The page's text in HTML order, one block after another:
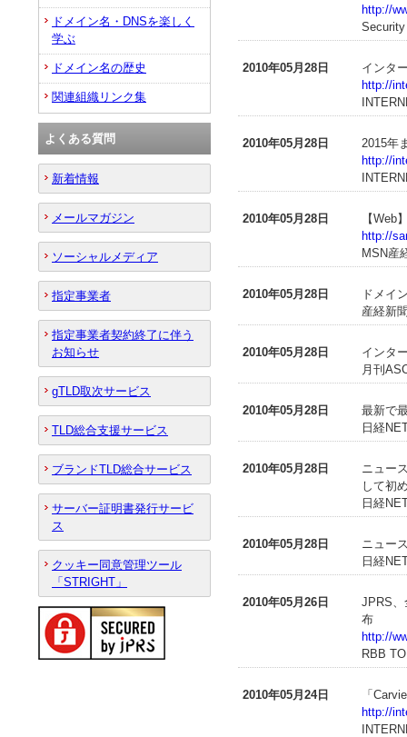
http://
2010年05月28日
インタ
http://
2010年05月28日
2015年
http://
2010年05月28日
【Web
http://
MSN産
2010年05月28日
ドメイ
産経新
2010年05月28日
インタ
月刊
2010年05月28日
最新で
日経
2010年05月28日
ニュー
して初
日経
2010年05月28日
ニュー
日経
2010年05月26日
JPRS、
布
http://
RBB
2010年05月24日
「
http://
ドメイン名・DNSを楽しく
学ぶ
ドメイン名の歴史
関連組織リンク集
よくある質問
新着情報
メールマガジン
ソーシャルメディア
指定事業者
指定事業者契約終了に伴う
お知らせ
gTLD取次サービス
TLD総合支援サービス
ブランドTLD総合サービス
サーバー証明書発行サービ
ス
クッキー同意管理ツール
「STRIGHT」